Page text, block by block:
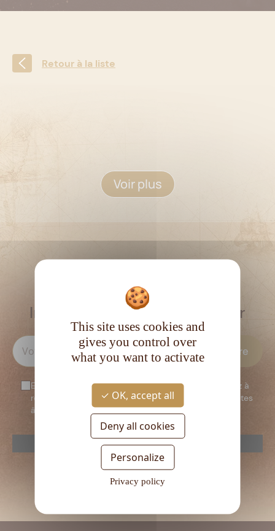
Retour à la liste
Voir plus
RESTEZ INFORMÉ
Inscrivez-vous à la newsletter
En vous inscrivant à notre newsletter, vous consentez à
recevoir notre newsletter. Vous confirmez que vous êtes
âgé d’au moins 18 ans.
reCAPTCHA is disabled. Allow
champ
vide.
This site uses cookies and
gives you control over
what you want to activate
OK, accept all
Deny all cookies
Personalize
Privacy policy